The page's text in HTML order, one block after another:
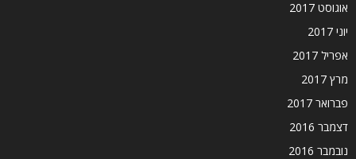
אוגוסט 2017
יוני 2017
אפריל 2017
מרץ 2017
פברואר 2017
דצמבר 2016
נובמבר 2016